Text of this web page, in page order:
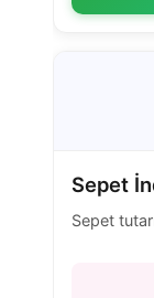
Sepet
Sepet